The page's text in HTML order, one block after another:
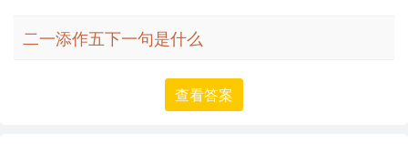
二一添作五下一句是什么
查看答案